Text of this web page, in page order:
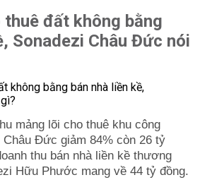
thuê đất không bằng
Sonadezi Châu Đức nói
mảng lõi cho thuê khu công
Châu Đức giảm 84% còn 26 tỷ
thu bán nhà liền kề thương
Hữu Phước mang về 44 tỷ đồng.